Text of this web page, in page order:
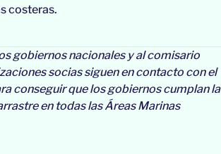
costeras.
gobiernos nacionales y al comisario
socias siguen en contacto con el
conseguir que los gobiernos cumplan la
en todas las Áreas Marinas